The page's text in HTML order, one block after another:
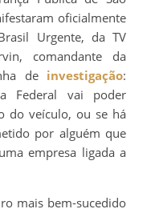
oficialmente
Urgente, da TV
comandante da
de investigação:
Federal vai poder
do veículo, ou se há
por alguém que
empresa ligada a
mais bem-sucedido